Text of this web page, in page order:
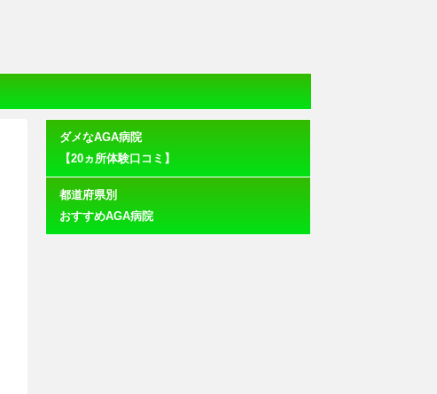
ダメなAGA病院
【20ヵ所体験口コミ】
都道府県別
おすすめAGA病院